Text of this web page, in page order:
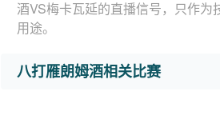
酒VS梅卡瓦延的直播信号，只作为
用途。
八打雁朗姆酒相关比赛